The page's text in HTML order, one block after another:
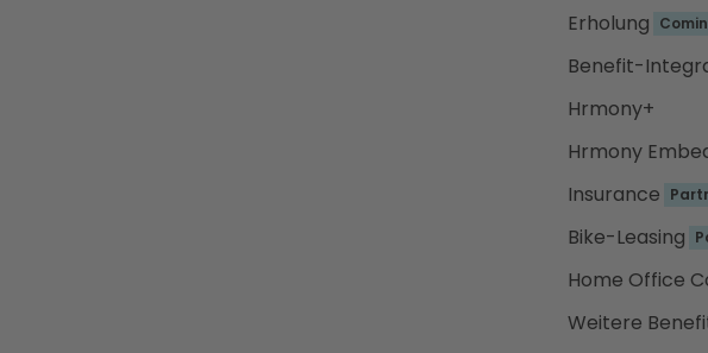
Erholung
Benefit-
Hrmony+
Hrmony
Insurance
Bike-Leasing
Home Office
Weitere